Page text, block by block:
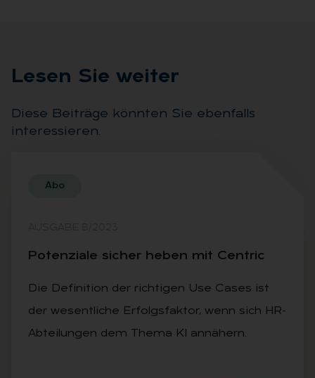
Le­sen Sie wei­ter
Diese Beiträge könnten Sie ebenfalls
interessieren.
Abo
Poten­ziale si­cher he­ben mit Centric
Die Definition der richtigen Use Cases ist
der wesentliche Erfolgsfaktor, wenn sich HR-
Abteilungen dem Thema KI annähern.